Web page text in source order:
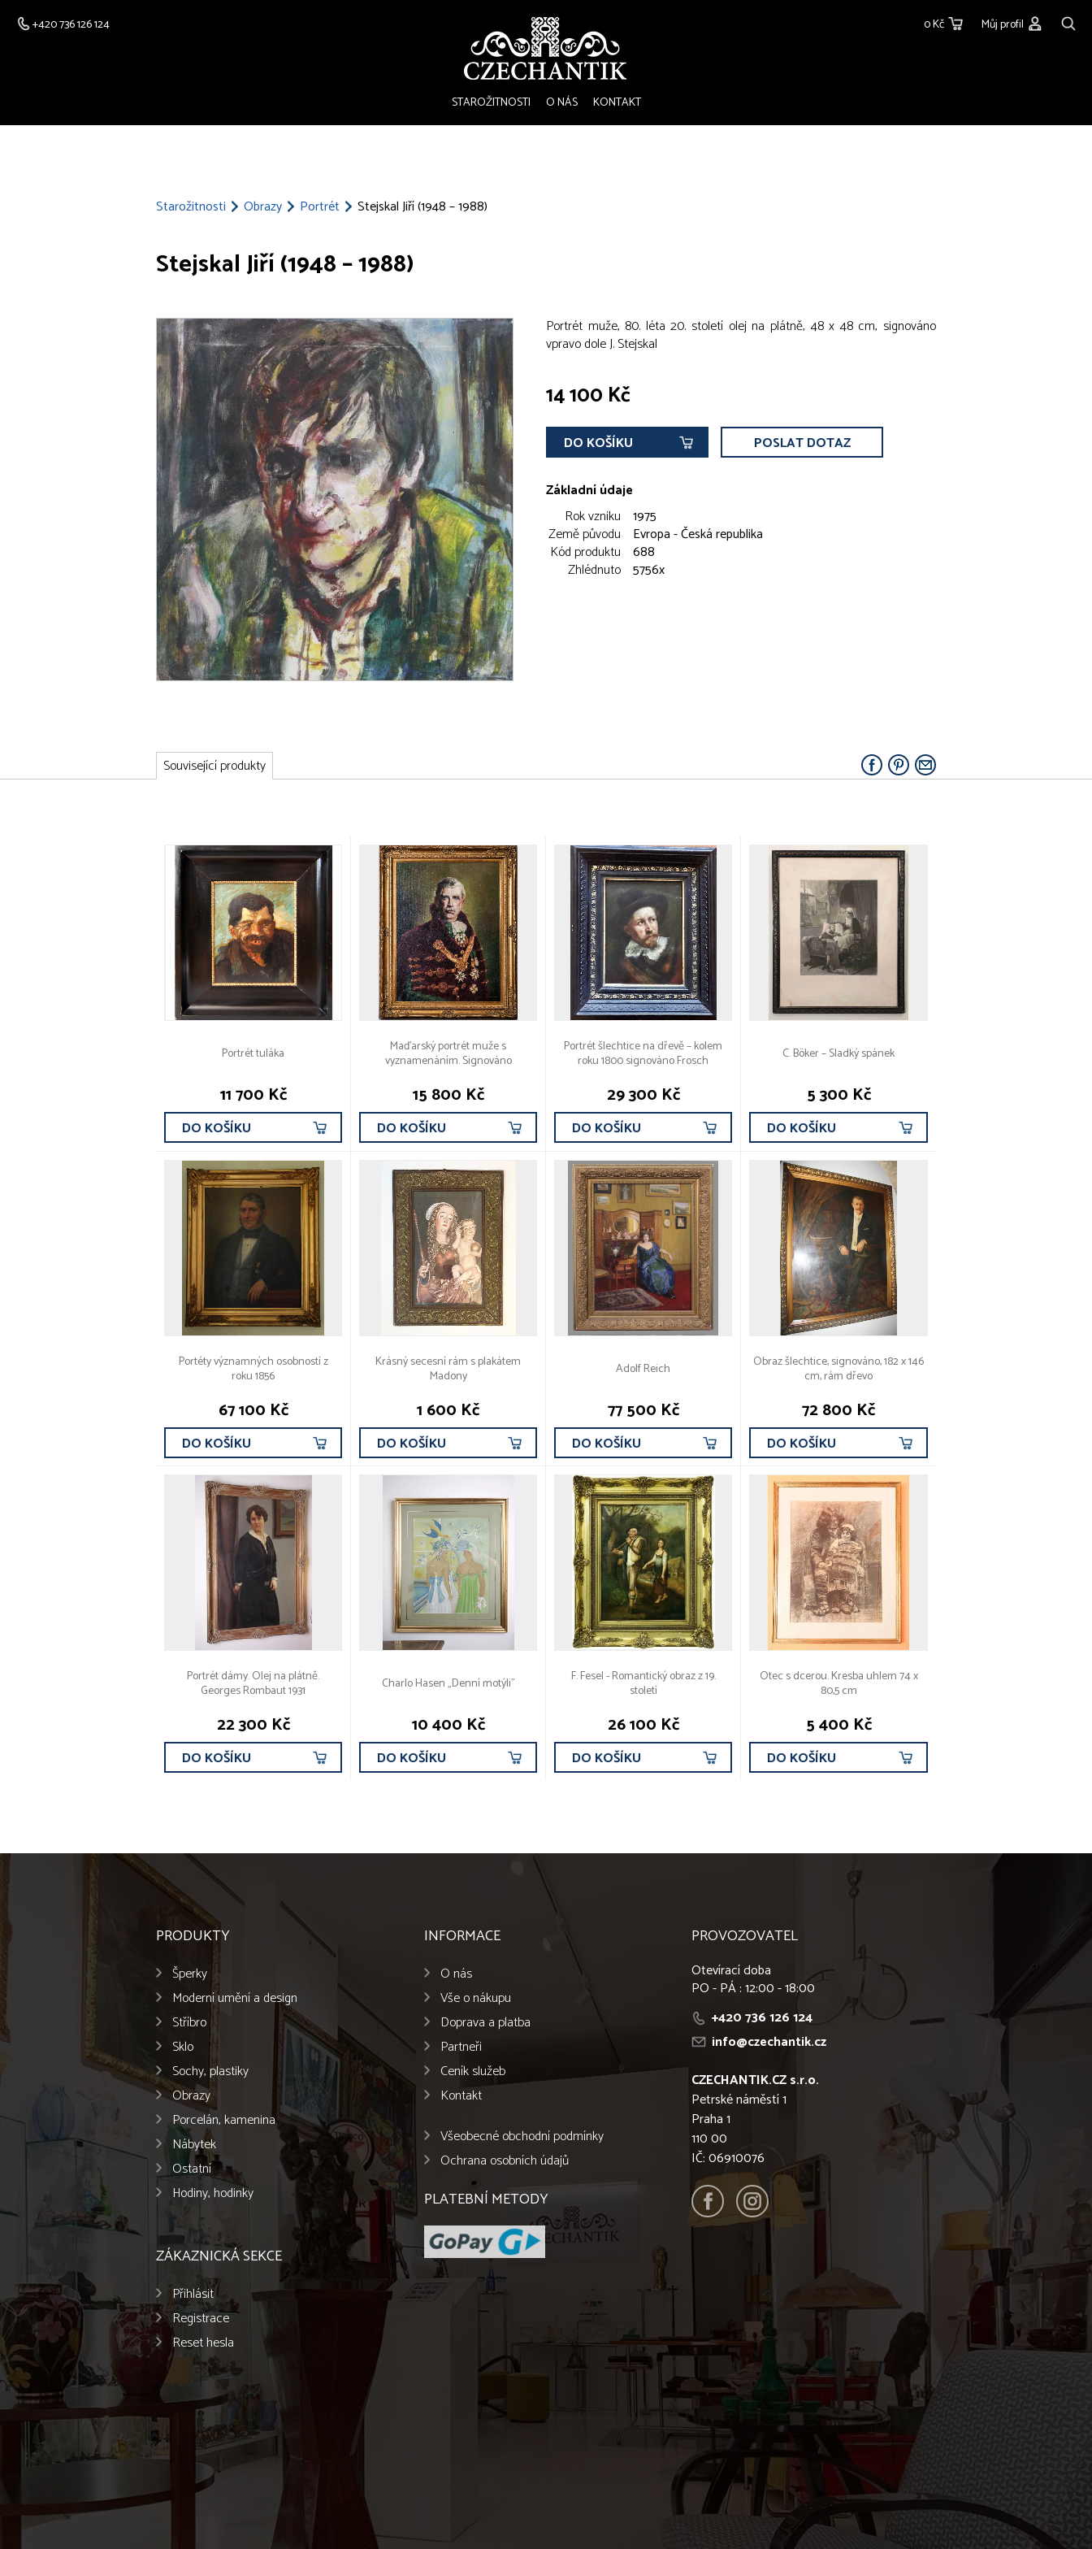
+420 736 126 124 0 Kč Můj profil
STAROŽITNOSTI O NÁS KONTAKT
Starožitnosti Obrazy Portrét Stejskal Jiří (1948 – 1988)
Stejskal Jiří (1948 – 1988)
Portrét muže, 80. léta 20. století olej na plátně, 48 x 48 cm, signováno
vpravo dole J. Stejskal
14 100 Kč
DO KOŠÍKU POSLAT DOTAZ
Základní údaje
Rok vzniku 1975
Země původu
Evropa - Česká republika
Kód produktu 688
Zhlédnuto 5756x
Související produkty
Portrét tuláka
11 700 Kč
DO KOŠÍKU
Maďarský portrét muže s
vyznamenáním. Signováno
15 800 Kč
DO KOŠÍKU
Portrét šlechtice na dřevě – kolem
roku 1800 signováno Frosch
29 300 Kč
DO KOŠÍKU
C. Böker – Sladký spánek
5 300 Kč
DO KOŠÍKU
Portéty významných osobností z
roku 1856
67 100 Kč
DO KOŠÍKU
Krásný secesní rám s plakátem
Madony
1 600 Kč
DO KOŠÍKU
Adolf Reich
77 500 Kč
DO KOŠÍKU
Obraz šlechtice, signováno, 182 x 146
cm, rám dřevo
72 800 Kč
DO KOŠÍKU
Portrét dámy. Olej na plátně.
Georges Rombaut 1931
22 300 Kč
DO KOŠÍKU
Charlo Hasen „Denní motýli”
10 400 Kč
DO KOŠÍKU
F. Fesel - Romantický obraz z 19.
století
26 100 Kč
DO KOŠÍKU
Otec s dcerou. Kresba uhlem 74 x
80,5 cm
5 400 Kč
DO KOŠÍKU
PRODUKTY
Šperky
Moderní umění a design
Stříbro
Sklo
Sochy, plastiky
Obrazy
Porcelán, kamenina
Nábytek
Ostatní
Hodiny, hodinky
ZÁKAZNICKÁ SEKCE
Přihlásit
Registrace
Reset hesla
INFORMACE
O nás
Vše o nákupu
Doprava a platba
Partneři
Ceník služeb
Kontakt
Všeobecné obchodní podmínky
Ochrana osobních údajů
PLATEBNÍ METODY
PROVOZOVATEL
Otevírací doba
PO - PÁ : 12:00 - 18:00
+420 736 126 124
info@czechantik.cz
CZECHANTIK.CZ s.r.o.
Petrské náměstí 1
Praha 1
110 00
IČ: 06910076